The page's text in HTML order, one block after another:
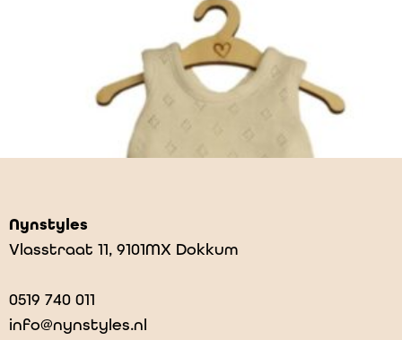
Nynstyles
Vlasstraat 11, 9101MX Dokkum
0519 740 011
info@nynstyles.nl